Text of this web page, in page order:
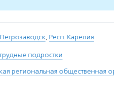
Петрозаводск, Респ. Карелия
трудные подростки
региональная